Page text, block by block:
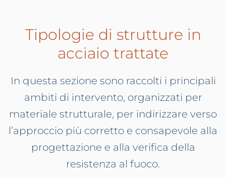
Tipologie di strutture in
acciaio trattate
In questa sezione sono raccolti i principali
ambiti di intervento, organizzati per
materiale strutturale, per indirizzare verso
l’approccio più corretto e consapevole alla
progettazione e alla verifica della
resistenza al fuoco.